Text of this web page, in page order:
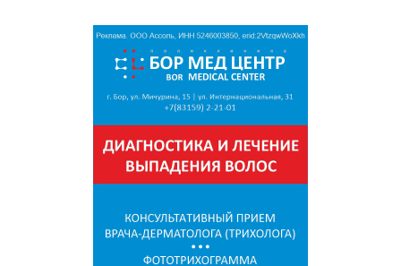
СПРАВКА
СТАТЬИ
ГОЛОСОВАНИЯ
ФОТО